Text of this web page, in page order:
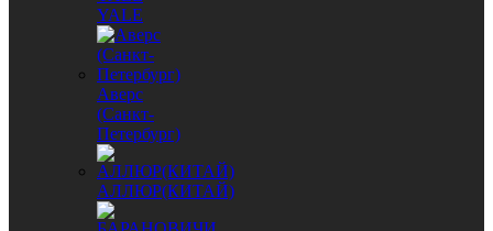
YALE
Аверс
(Санкт-
Петербург)
АЛЛЮР(КИТАЙ)